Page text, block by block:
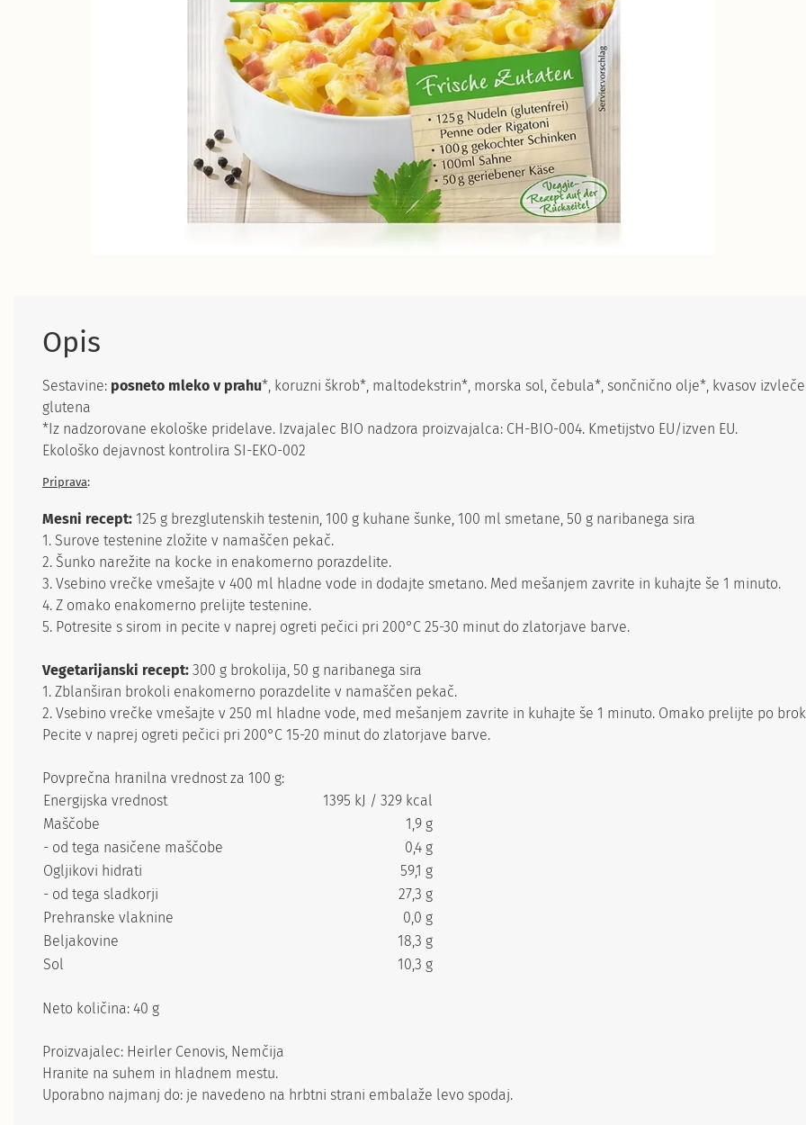
Opis
Sestavine: posneto mleko v prahu*, koruzni škrob*, maltodekstrin*, morska sol, čebula*, sončnično olje*, kvasov
glutena
*Iz nadzorovane ekološke pridelave. Izvajalec BIO nadzora proizvajalca: CH-BIO-004. Kmetijstvo EU/izven EU.
Ekološko dejavnost kontrolira SI-EKO-002
Priprava:
Mesni recept: 125 g brezglutenskih testenin, 100 g kuhane šunke, 100 ml smetane, 50 g naribanega sira
1. Surove testenine zložite v namaščen pekač.
2. Šunko narežite na kocke in enakomerno porazdelite.
3. Vsebino vrečke vmešajte v 400 ml hladne vode in dodajte smetano. Med mešanjem zavrite in kuhajte še 1 minuto.
4. Z omako enakomerno prelijte testenine.
5. Potresite s sirom in pecite v naprej ogreti pečici pri 200°C 25-30 minut do zlatorjave barve.
Vegetarijanski recept: 300 g brokolija, 50 g naribanega sira
1. Zblanširan brokoli enakomerno porazdelite v namaščen pekač.
2. Vsebino vrečke vmešajte v 250 ml hladne vode, med mešanjem zavrite in kuhajte še 1 minuto. Omako prelijte po
Pecite v naprej ogreti pečici pri 200°C 15-20 minut do zlatorjave barve.
Povprečna hranilna vrednost za 100 g:
Energijska vrednost
1395 kJ / 329 kcal
Maščobe
1,9 g
- od tega nasičene maščobe
0,4 g
Ogljikovi hidrati
59,1 g
- od tega sladkorji
27,3 g
Prehranske vlaknine
0,0 g
Beljakovine
18,3 g
Sol
10,3 g
Neto količina: 40 g
Proizvajalec: Heirler Cenovis, Nemčija
Hranite na suhem in hladnem mestu.
Uporabno najmanj do: je navedeno na hrbtni strani embalaže levo spodaj.